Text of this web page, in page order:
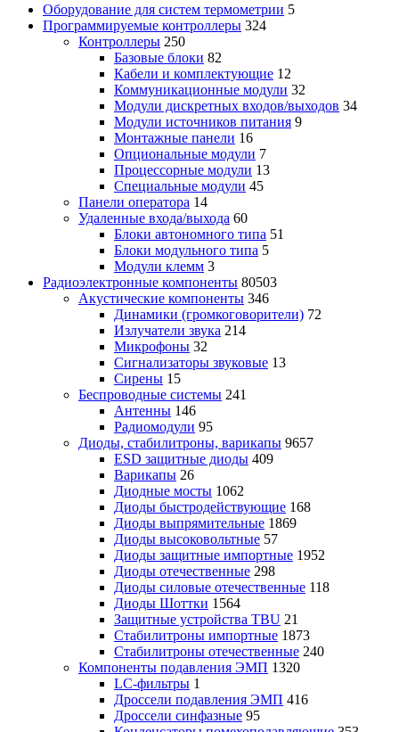
Оборудование для систем термометрии 5
Программируемые контроллеры 324
Контроллеры 250
Базовые блоки 82
Кабели и комплектующие 12
Коммуникационные модули 32
Модули дискретных входов/выходов 34
Модули источников питания 9
Монтажные панели 16
Опциональные модули 7
Процессорные модули 13
Специальные модули 45
Панели оператора 14
Удаленные входа/выхода 60
Блоки автономного типа 51
Блоки модульного типа 5
Модули клемм 3
Радиоэлектронные компоненты 80503
Акустические компоненты 346
Динамики (громкоговорители) 72
Излучатели звука 214
Микрофоны 32
Сигнализаторы звуковые 13
Сирены 15
Беспроводные системы 241
Антенны 146
Радиомодули 95
Диоды, стабилитроны, варикапы 9657
ESD защитные диоды 409
Варикапы 26
Диодные мосты 1062
Диоды быстродействующие 168
Диоды выпрямительные 1869
Диоды высоковольтные 57
Диоды защитные импортные 1952
Диоды отечественные 298
Диоды силовые отечественные 118
Диоды Шоттки 1564
Защитные устройства TBU 21
Стабилитроны импортные 1873
Стабилитроны отечественные 240
Компоненты подавления ЭМП 1320
LC-фильтры 1
Дроссели подавления ЭМП 416
Дроссели синфазные 95